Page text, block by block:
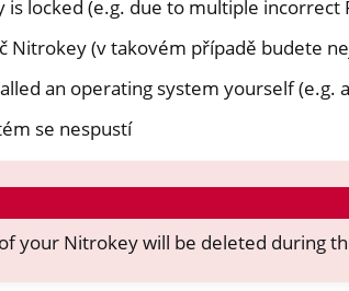
is locked (e.g. due to multiple incorrect
Nitrokey (v takovém případě budete
an operating system yourself (e.g.
se nespustí
your Nitrokey will be deleted during